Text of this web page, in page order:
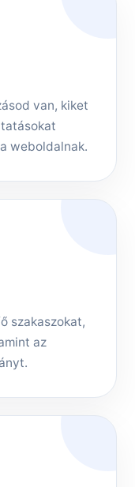
van, kiket
weboldalnak.
szakaszokat,
az